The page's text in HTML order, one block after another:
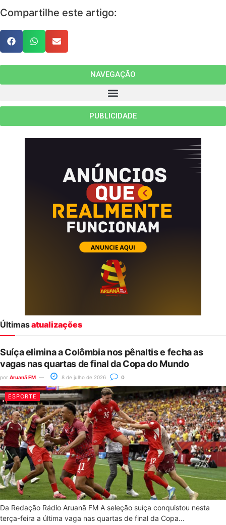
Compartilhe este artigo:
NAVEGAÇÃO
PUBLICIDADE
Últimasatualizações
Suíça elimina a Colômbia nos pênaltis e fecha as
vagas nas quartas de final da Copa do Mundo
por Aruanã FM 8 de julho de 2026 0
ESPORTE
Da Redação Rádio Aruanã FM A seleção suíça conquistou nesta
terça-feira a última vaga nas quartas de final da Copa...